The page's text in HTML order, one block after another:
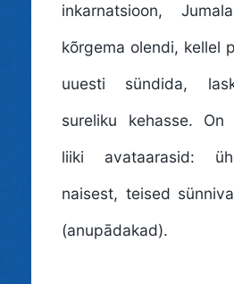
inkarnatsioon,
kõrgema olendi, kellel
uuesti sündida,
sureliku kehasse. On
liiki avataarasid:
naisest, teised
(anupādakad).